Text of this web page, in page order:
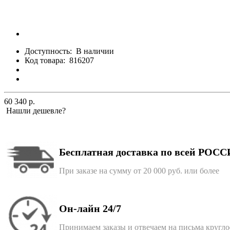
Доступность: В наличии
Код товара: 816207
60 340 р.
Нашли дешевле?
Бесплатная доставка по всей
При заказе на сумму от 20 000 руб. или более
Он-лайн 24/7
Принимаем заказы и отвечаем на письма